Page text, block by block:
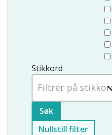
Stikkord
Nullstill filter